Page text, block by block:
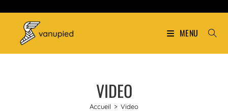
MENU
VIDEO
Accueil > Video